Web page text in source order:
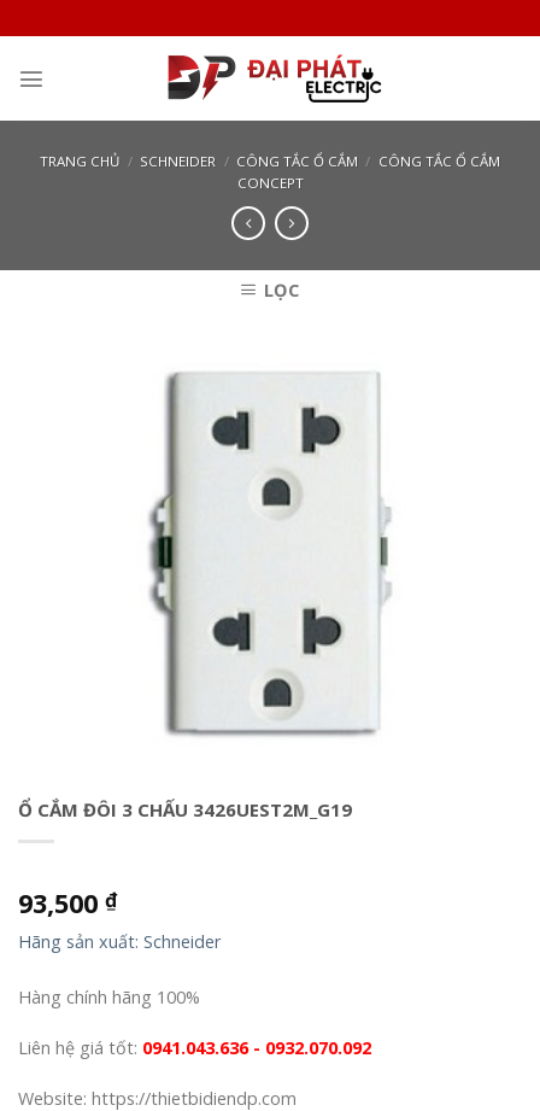
to
content
TRANG CHỦ / SCHNEIDER / CÔNG TẮC Ổ CẮM / CÔNG TẮC Ổ CẮM
CONCEPT
LỌC
Ổ CẮM ĐÔI 3 CHẤU 3426UEST2M_G19
93,500 ₫
Hãng sản xuất: Schneider
Hàng chính hãng 100%
Liên hệ giá tốt: 0941.043.636 - 0932.070.092
Website: https://thietbidiendp.com